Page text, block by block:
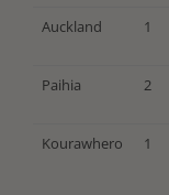
Auckland
1
Paihia 2
Kourawhero 1